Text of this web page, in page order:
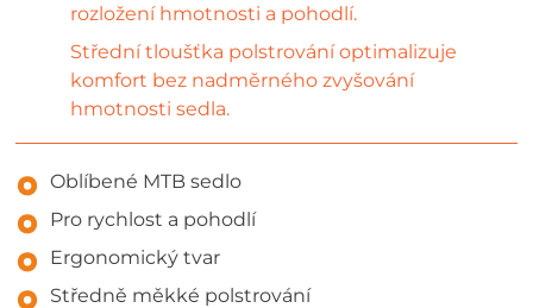
rozložení hmotnosti a pohodlí.
Střední tloušťka polstrování optimalizuje
komfort bez nadměrného zvyšování
hmotnosti sedla.
Oblíbené MTB sedlo
Pro rychlost a pohodlí
Ergonomický tvar
Středně měkké polstrování